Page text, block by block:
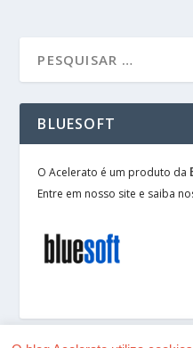
BLUESOFT
O Acelerato é um produto da
Entre em nosso site e saiba